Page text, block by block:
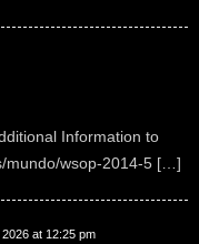
Information to
mundo/wsop-2014-5 […]
2026 at 12:25 pm